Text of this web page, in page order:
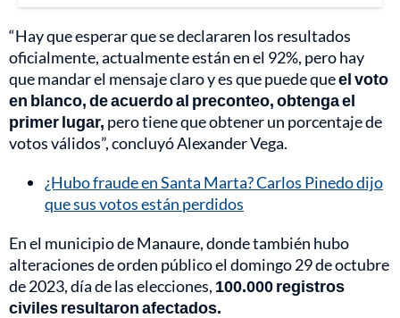
“Hay que esperar que se declararen los resultados
oficialmente, actualmente están en el 92%, pero hay
que mandar el mensaje claro y es que puede queel voto
en blanco, de acuerdo al preconteo, obtenga el
primer lugar, pero tiene que obtener un porcentaje de
votos válidos”, concluyó Alexander Vega.
¿Hubo fraude en Santa Marta? Carlos Pinedo dijo
que sus votos están perdidos
En el municipio de Manaure, donde también hubo
alteraciones de orden público el domingo 29 de octubre
de 2023, día de las elecciones, 100.000 registros
civiles resultaron afectados.